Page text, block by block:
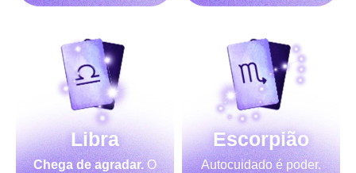
Libra
Chega de agradar.O
Escorpião
Autocuidado é poder.